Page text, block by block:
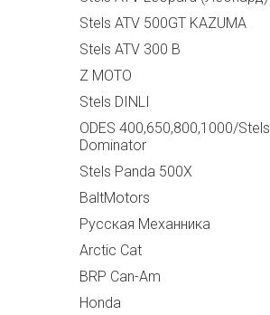
Stels ATV 500GT KAZUMA
Stels ATV 300 B
Z MOTO
Stels DINLI
ODES 400,650,800,1000/Stels
Dominator
Stels Panda 500X
BaltMotors
Русская Механника
Arctic Cat
BRP Can-Am
Honda